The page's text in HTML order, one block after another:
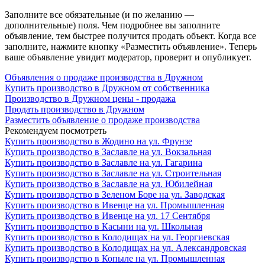
Заполните все обязательные (и по желанию —
дополнительные) поля. Чем подробнее вы заполните
объявление, тем быстрее получится продать объект. Когда все
заполните, нажмите кнопку «Разместить объявление». Теперь
ваше объявление увидит модератор, проверит и опубликует.
Объявления о продаже производства в Дружном
Купить производство в Дружном от собственника
Производство в Дружном цены - продажа
Продать производство в Дружном
Разместить объявление о продаже производства
Рекомендуем посмотреть
Купить производство в Жодино на ул. Фрунзе
Купить производство в Заславле на ул. Вокзальная
Купить производство в Заславле на ул. Гагарина
Купить производство в Заславле на ул. Строительная
Купить производство в Заславле на ул. Юбилейная
Купить производство в Зеленом Боре на ул. Заводская
Купить производство в Ивенце на ул. Промышленная
Купить производство в Ивенце на ул. 17 Сентября
Купить производство в Касыни на ул. Школьная
Купить производство в Колодищах на ул. Георгиевская
Купить производство в Колодищах на ул. Александровская
Купить производство в Копыле на ул. Промышленная